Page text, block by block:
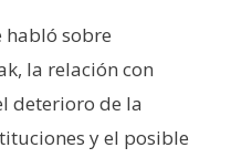
habló sobre
la relación con
deterioro de la
y el posible